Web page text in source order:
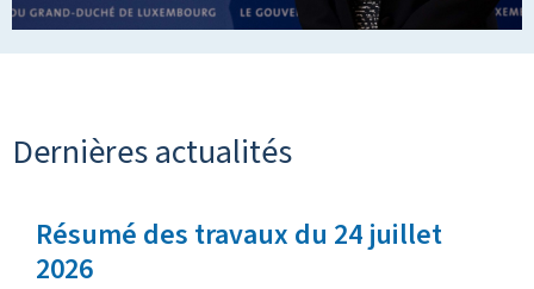
Dernières actualités
Résumé des travaux du 24 juillet
2026